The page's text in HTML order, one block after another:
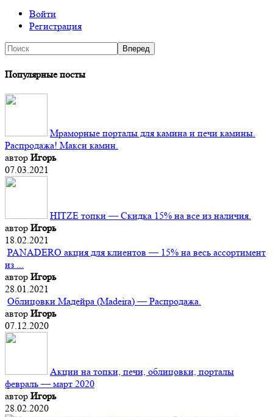
Войти
Регистрация
Популярные посты
Мраморные порталы для камина и печи камины.
Распродажа! Макси камин.
автор Игорь
07.03.2021
HITZE топки — Скидка 15% на все из наличия.
автор Игорь
18.02.2021
PANADERO акция для клиентов — 15% на весь ассортимент
из ...
автор Игорь
28.01.2021
Облицовки Мадейра (Мadeira) — Распродажа.
автор Игорь
07.12.2020
Акции на топки, печи, облицовки, порталы
февраль — март 2020
автор Игорь
28.02.2020